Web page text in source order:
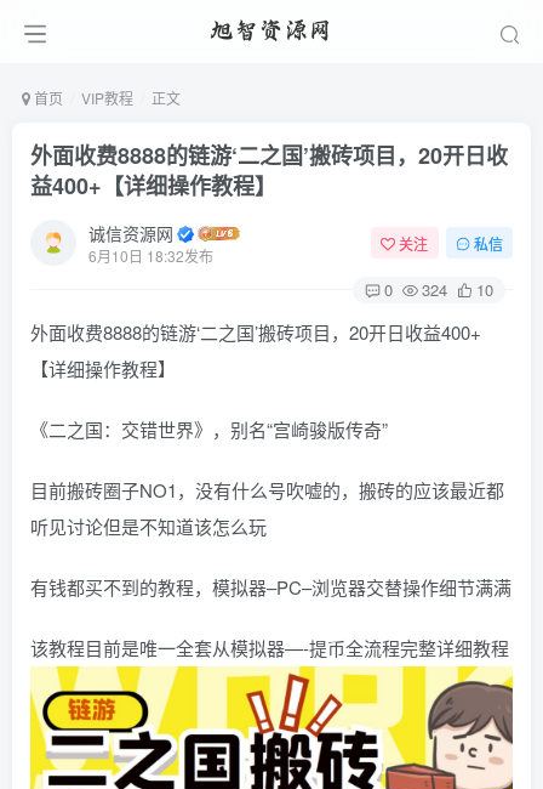
首页 VIP教程 正文
外面收费8888的链游‘二之国’搬砖项目，20开日收
益400+【详细操作教程】
诚信资源网
6月10日 18:32发布
关注 私信
0 324 10
外面收费8888的链游‘二之国’搬砖项目，20开日收益400+
【详细操作教程】
《二之国：交错世界》，别名“宫崎骏版传奇”
目前搬砖圈子NO1，没有什么号吹嘘的，搬砖的应该最近都
听见讨论但是不知道该怎么玩
有钱都买不到的教程，模拟器–PC–浏览器交替操作细节满满
该教程目前是唯一全套从模拟器—-提币全流程完整详细教程